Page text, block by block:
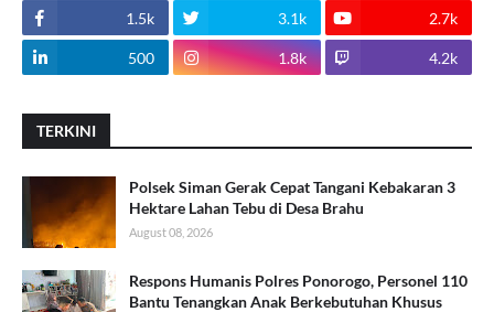
1.5k 3.1k 2.7k
500 1.8k 4.2k
TERKINI
Polsek Siman Gerak Cepat Tangani Kebakaran 3
Hektare Lahan Tebu di Desa Brahu
August 08, 2026
Respons Humanis Polres Ponorogo, Personel 110
Bantu Tenangkan Anak Berkebutuhan Khusus